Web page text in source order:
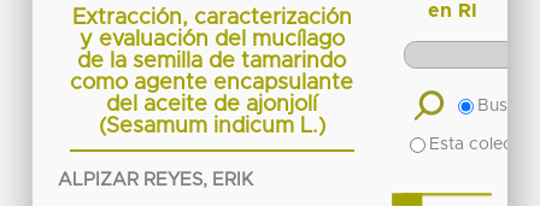
Extracción, caracterización
y evaluación del mucílago
de la semilla de tamarindo
como agente encapsulante
del aceite de ajonjolí
(Sesamum indicum L.)
ALPIZAR REYES, ERIK
en RI
Buscar
Esta